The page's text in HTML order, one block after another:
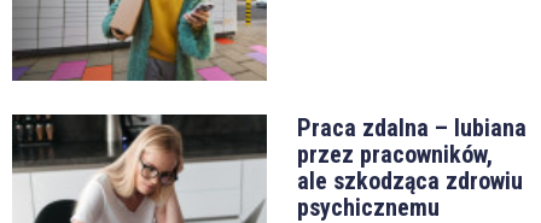
Praca zdalna – lubiana
przez pracowników,
ale szkodząca zdrowiu
psychicznemu